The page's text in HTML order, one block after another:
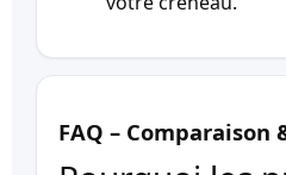
FAQ – Comparaison